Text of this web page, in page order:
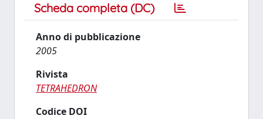
Scheda completa (DC)
Anno di pubblicazione
2005
Rivista
TETRAHEDRON
Codice DOI